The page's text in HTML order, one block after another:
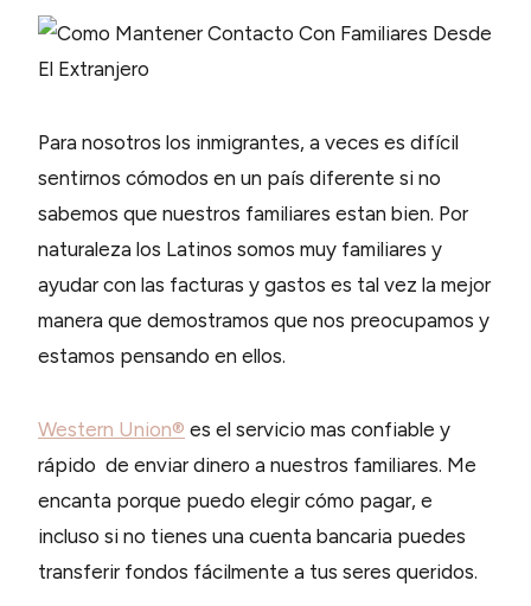
Para nosotros los inmigrantes, a veces es difícil
sentirnos cómodos en un país diferente si no
sabemos que nuestros familiares estan bien. Por
naturaleza los Latinos somos muy familiares y
ayudar con las facturas y gastos es tal vez la mejor
manera que demostramos que nos preocupamos y
estamos pensando en ellos.
Western Union® es el servicio mas confiable y
rápido de enviar dinero a nuestros familiares. Me
encanta porque puedo elegir cómo pagar, e
incluso si no tienes una cuenta bancaria puedes
transferir fondos fácilmente a tus seres queridos.